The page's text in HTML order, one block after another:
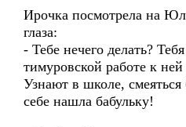
Ирочка посмотрела на
глаза:
- Тебе нечего делать?
тимуровской работе к
Узнают в школе, смеяться
себе нашла бабульку!